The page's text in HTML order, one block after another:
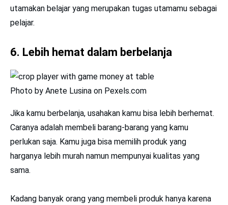
utamakan belajar yang merupakan tugas utamamu sebagai
pelajar.
6. Lebih hemat dalam berbelanja
Photo by Anete Lusina on Pexels.com
Jika kamu berbelanja, usahakan kamu bisa lebih berhemat.
Caranya adalah membeli barang-barang yang kamu
perlukan saja. Kamu juga bisa memilih produk yang
harganya lebih murah namun mempunyai kualitas yang
sama.
Kadang banyak orang yang membeli produk hanya karena